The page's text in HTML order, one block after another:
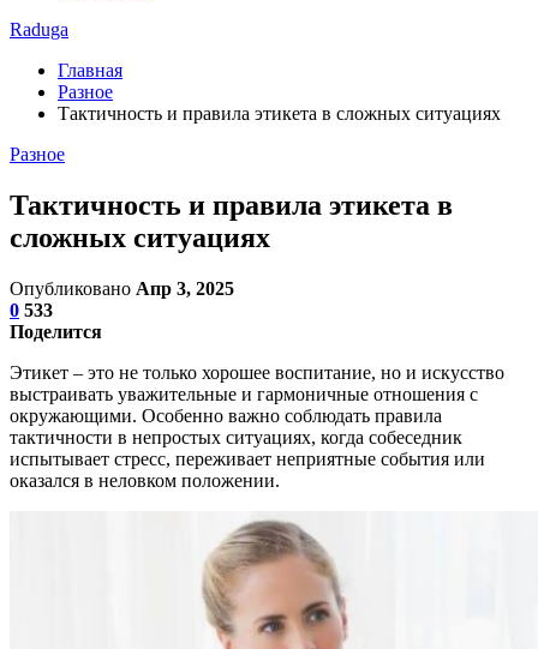
Raduga
Главная
Разное
Тактичность и правила этикета в сложных ситуациях
Разное
Тактичность и правила этикета в
сложных ситуациях
Опубликовано Апр 3, 2025
0 533
Поделится
Этикет – это не только хорошее воспитание, но и искусство
выстраивать уважительные и гармоничные отношения с
окружающими. Особенно важно соблюдать правила
тактичности в непростых ситуациях, когда собеседник
испытывает стресс, переживает неприятные события или
оказался в неловком положении.